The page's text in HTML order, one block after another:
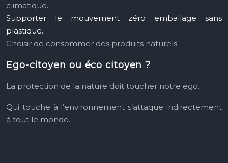
climatique.
Supporter le mouvement zéro emballage sans
plastique.
Choisir de consommer des produits naturels.
Ego-citoyen ou éco citoyen ?
La protection de la nature doit toucher notre ego.
Qui touche à l’environnement s’attaque indirectement
à tout le monde.